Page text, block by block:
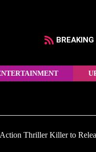
BREAKING
Thriller Killer to